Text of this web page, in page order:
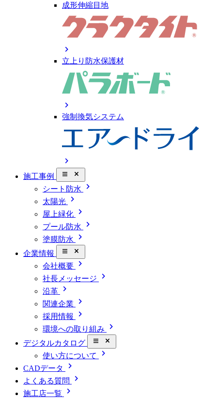
成形伸縮目地
chevron_right
立上り防水保護材
chevron_right
強制換気システム
chevron_right
施工事例 close_small
シート防水 chevron_right
太陽光 chevron_right
屋上緑化 chevron_right
プール防水 chevron_right
塗膜防水 chevron_right
企業情報 close_small
会社概要 chevron_right
社長メッセージ chevron_right
沿革 chevron_right
関連企業 chevron_right
採用情報 chevron_right
環境への取り組み chevron_right
デジタルカタログ close_small
使い方について chevron_right
CADデータ chevron_right
よくある質問 chevron_right
施工店一覧
chevron_right